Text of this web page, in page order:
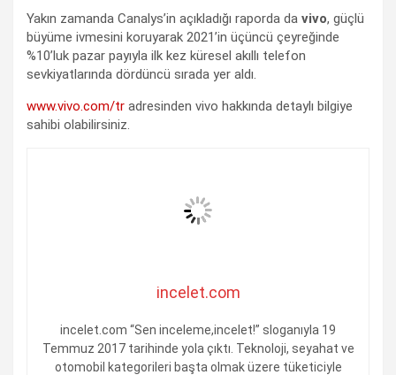
Yakın zamanda Canalys’in açıkladığı raporda da vivo, güçlü
büyüme ivmesini koruyarak 2021’in üçüncü çeyreğinde
%10’luk pazar payıyla ilk kez küresel akıllı telefon
sevkiyatlarında dördüncü sırada yer aldı.
www.vivo.com/tr adresinden vivo hakkında detaylı bilgiye
sahibi olabilirsiniz.
incelet.com
incelet.com “Sen inceleme,incelet!” sloganıyla 19
Temmuz 2017 tarihinde yola çıktı. Teknoloji, seyahat ve
otomobil kategorileri başta olmak üzere tüketiciyle